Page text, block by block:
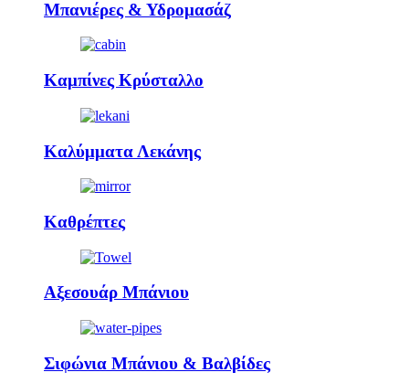
Μπανιέρες & Υδρομασάζ
Καμπίνες Κρύσταλλο
Καλύμματα Λεκάνης
Καθρέπτες
Αξεσουάρ Μπάνιου
Σιφώνια Μπάνιου & Βαλβίδες